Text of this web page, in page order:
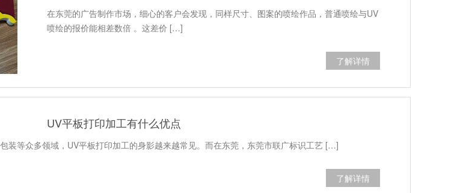
在东莞的广告制作市场，细心的客户会发现，同样尺寸、图案的喷绘作品，普通喷绘与UV
喷绘的报价能相差数倍 。这差价 […]
了解详情
UV平板打印加工有什么优点
装等众多领域，UV平板打印加工的身影越来越常见。而在东莞，东莞市联广标识工艺 […]
了解详情